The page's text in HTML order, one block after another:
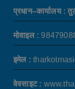
प्रधान–कार्यालय :
मोवाइल :
इमेल :
वेवसाइट :